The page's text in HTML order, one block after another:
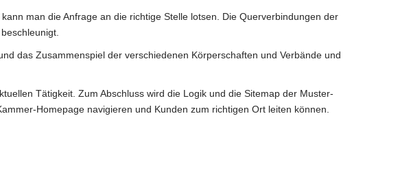
man die Anfrage an die richtige Stelle lotsen. Die Querverbindungen der
das Zusammenspiel der verschiedenen Körperschaften und Verbände und
Tätigkeit. Zum Abschluss wird die Logik und die Sitemap der Muster-
Homepage navigieren und Kunden zum richtigen Ort leiten können.